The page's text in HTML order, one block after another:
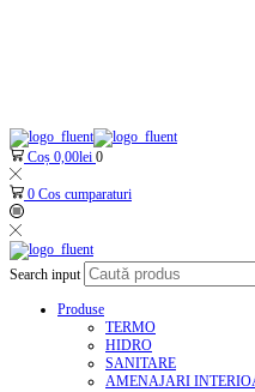
Coș 0,00lei 0
0 Cos cumparaturi
Search input
Produse
TERMO
HIDRO
SANITARE
AMENAJARI